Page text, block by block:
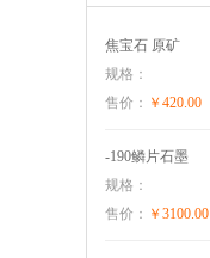
焦宝石 原矿
规格：
售价： ￥420.00
-190鳞片石墨
规格：
售价： ￥3100.00